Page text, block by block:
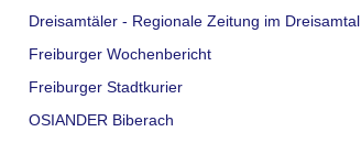
Dreisamtäler - Regionale Zeitung im Dreisamtal
Freiburger Wochenbericht
Freiburger Stadtkurier
OSIANDER Biberach